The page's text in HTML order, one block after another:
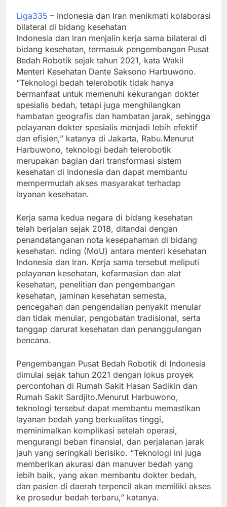
Liga335 – Indonesia dan Iran menikmati kolaborasi
bilateral di bidang kesehatan
Indonesia dan Iran menjalin kerja sama bilateral di
bidang kesehatan, termasuk pengembangan Pusat
Bedah Robotik sejak tahun 2021, kata Wakil
Menteri Kesehatan Dante Saksono Harbuwono.
“Teknologi bedah telerobotik tidak hanya
bermanfaat untuk memenuhi kekurangan dokter
spesialis bedah, tetapi juga menghilangkan
hambatan geografis dan hambatan jarak, sehingga
pelayanan dokter spesialis menjadi lebih efektif
dan efisien,” katanya di Jakarta, Rabu.Menurut
Harbuwono, teknologi bedah telerobotik
merupakan bagian dari transformasi sistem
kesehatan di Indonesia dan dapat membantu
mempermudah akses masyarakat terhadap
layanan kesehatan.
Kerja sama kedua negara di bidang kesehatan
telah berjalan sejak 2018, ditandai dengan
penandatanganan nota kesepahaman di bidang
kesehatan. nding (MoU) antara menteri kesehatan
Indonesia dan Iran. Kerja sama tersebut meliputi
pelayanan kesehatan, kefarmasian dan alat
kesehatan, penelitian dan pengembangan
kesehatan, jaminan kesehatan semesta,
pencegahan dan pengendalian penyakit menular
dan tidak menular, pengobatan tradisional, serta
tanggap darurat kesehatan dan penanggulangan
bencana.
Pengembangan Pusat Bedah Robotik di Indonesia
dimulai sejak tahun 2021 dengan lokus proyek
percontohan di Rumah Sakit Hasan Sadikin dan
Rumah Sakit Sardjito.Menurut Harbuwono,
teknologi tersebut dapat membantu memastikan
layanan bedah yang berkualitas tinggi,
meminimalkan komplikasi setelah operasi,
mengurangi beban finansial, dan perjalanan jarak
jauh yang seringkali berisiko. “Teknologi ini juga
memberikan akurasi dan manuver bedah yang
lebih baik, yang akan membantu dokter bedah,
dan pasien di daerah terpencil akan memiliki akses
ke prosedur bedah terbaru,” katanya.